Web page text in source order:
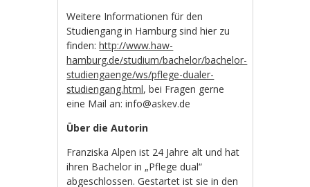
Weitere Informationen für den
Studiengang in Hamburg sind hier zu
finden:http://www.haw-
hamburg.de/studium/bachelor/bachelor-
studiengaenge/ws/pflege-dualer-
studiengang.html, bei Fragen gerne
eine Mail an: info@askev.de
Über die Autorin
Franziska Alpen ist 24 Jahre alt und hat
ihren Bachelor in „Pflege dual“
abgeschlossen. Gestartet ist sie in den